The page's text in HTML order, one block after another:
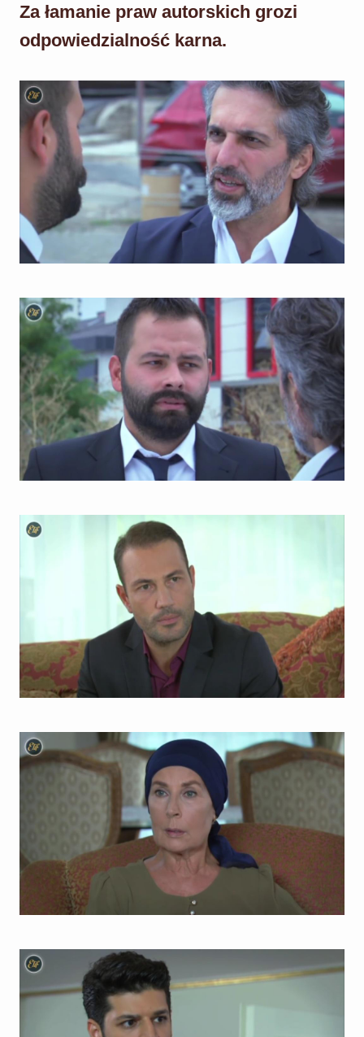
Za łamanie praw autorskich grozi
odpowiedzialność karna.